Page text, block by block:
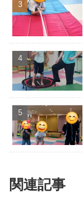
関連記事